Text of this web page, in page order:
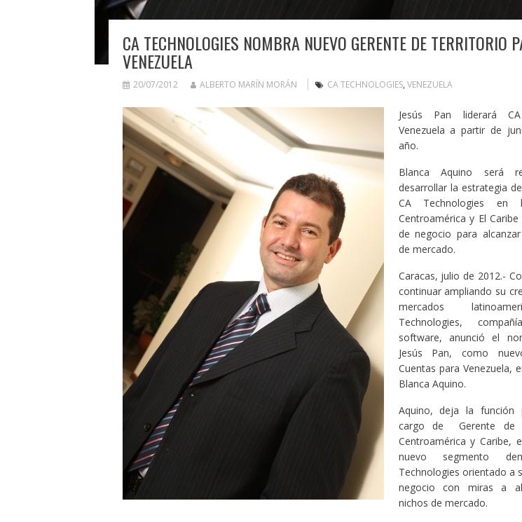
CA TECHNOLOGIES NOMBRA NUEVO GERENTE DE TERRITORIO
VENEZUELA
20/07/2012 ALBERTO MARÍN MORÁN CA TECHNOLOGIES, VENEZUELA
Jesús Pan liderará
Venezuela a partir de
año.
Blanca Aquino será
desarrollar la estrategia
CA Technologies
Centroamérica y El
de negocio para
de mercado.
Caracas, julio de 2012.-
continuar ampliando su
mercados
Technologies,
software, anunció el
Jesús Pan, como
Cuentas para Venezuela,
Blanca Aquino.
Aquino, deja la función
cargo de Gerente de
Centroamérica y Caribe,
nuevo segmento
Technologies orientado a
negocio con miras a
nichos de mercado.